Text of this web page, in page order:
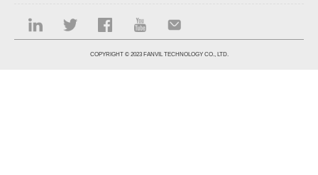
COPYRIGHT © 2023 FANVIL TECHNOLOGY CO., LTD.